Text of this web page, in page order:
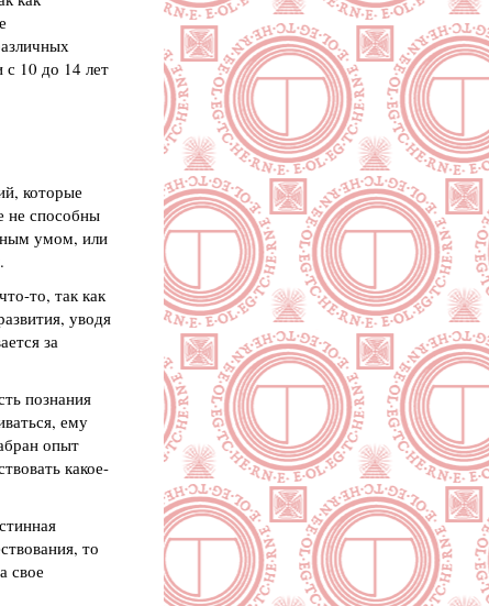
с 10 до 14 лет
которые
не способны
умом, или
то, так как
уводя
за
познания
ему
опыт
какое-
то
свое